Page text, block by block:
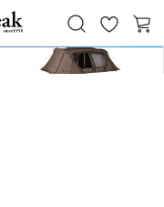
お
気
カ